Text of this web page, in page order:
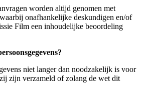
worden altijd genomen met
onafhankelijke deskundigen en/of
Film een inhoudelijke beoordeling
niet langer dan noodzakelijk is voor
zijn verzameld of zolang de wet dit